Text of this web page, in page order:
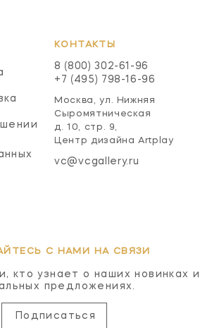
КОНТАКТЫ
8 (800) 302-61-96
+7 (495) 798-16-96
Москва, ул. Нижняя
Сыромятническая
д. 10, стр. 9,
Центр дизайна Artplay
vc@vcgallery.ru
С НАМИ НА СВЯЗИ
кто узнает о наших новинках и
предложениях.
Подписаться